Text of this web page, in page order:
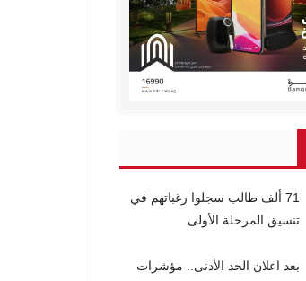
71 ألف طالب سجلوا رغباتهم في
تنسيق المرحلة الأولى
بعد اعلان الحد الأدنى.. مؤشرات